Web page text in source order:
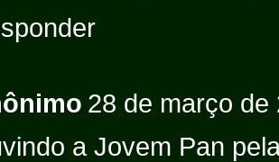
28 de março de
a Jovem Pan